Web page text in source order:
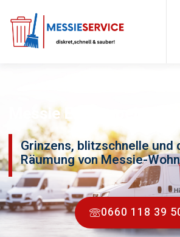
Messie Entrümpelung
Grinzens, blitzschnelle und
Räumung von Messie-
0660 118 39